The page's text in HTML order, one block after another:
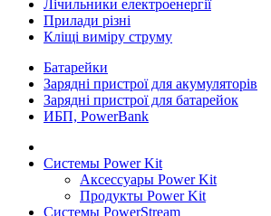
Лічильники електроенергії
Прилади різні
Кліщі виміру струму
Батарейки
Зарядні пристрої для акумуляторів
Зарядні пристрої для батарейок
ИБП, PowerBank
Системы Power Kit
Аксессуары Power Kit
Продукты Power Kit
Системы PowerStream